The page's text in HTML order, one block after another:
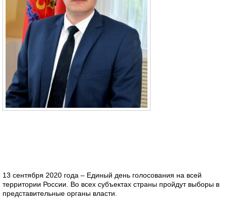
13 сентября 2020 года – Единый день голосования на всей
территории России. Во всех субъектах страны пройдут выборы в
представительные органы власти.